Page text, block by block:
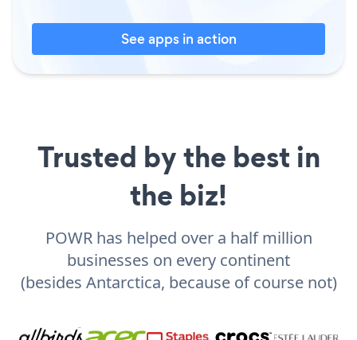
See apps in action
Trusted by the best in
the biz!
POWR has helped over a half million
businesses on every continent
(besides Antarctica, because of course not)